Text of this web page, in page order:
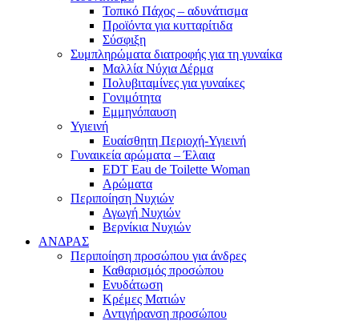
Τοπικό Πάχος – αδυνάτισμα
Προϊόντα για κυτταρίτιδα
Σύσφιξη
Συμπληρώματα διατροφής για τη γυναίκα
Μαλλία Νύχια Δέρμα
Πολυβιταμίνες για γυναίκες
Γονιμότητα
Εμμηνόπαυση
Υγιεινή
Ευαίσθητη Περιοχή-Υγιεινή
Γυναικεία αρώματα – Έλαια
EDT Eau de Toilette Woman
Αρώματα
Περιποίηση Νυχιών
Αγωγή Νυχιών
Βερνίκια Νυχιών
ΑΝΔΡΑΣ
Περιποίηση προσώπου για άνδρες
Καθαρισμός προσώπου
Ενυδάτωση
Κρέμες Ματιών
Αντιγήρανση προσώπου